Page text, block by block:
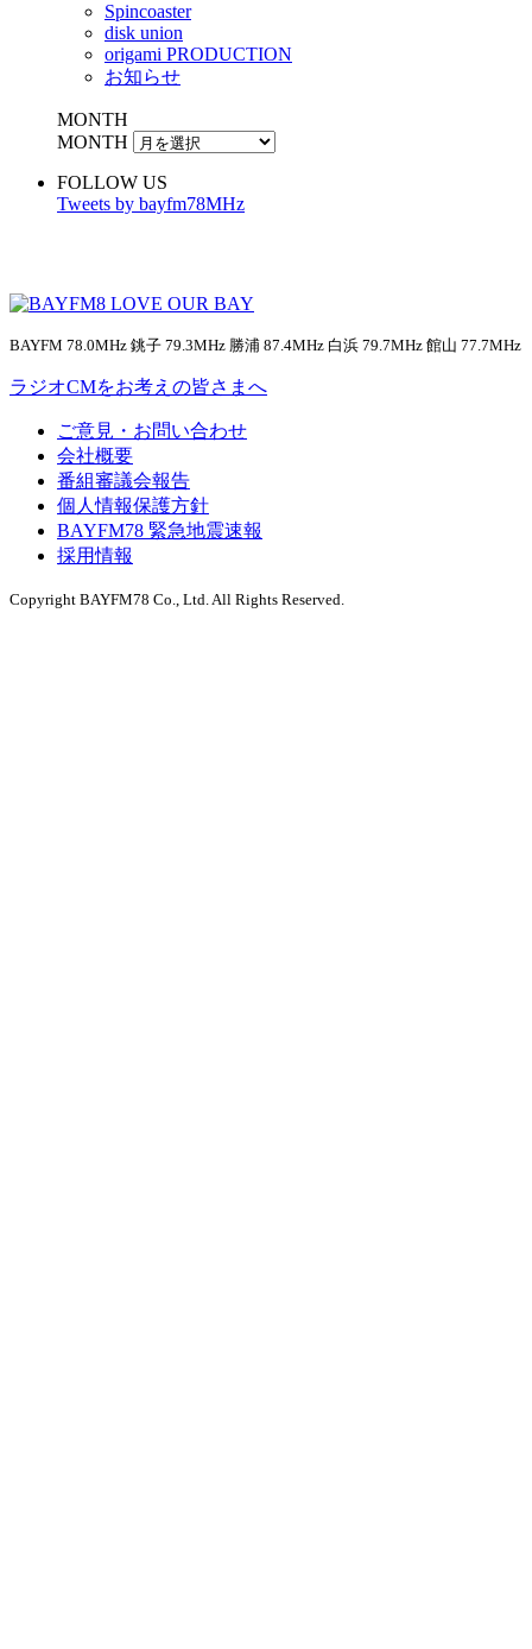
Spincoaster
disk union
origami PRODUCTION
お知らせ
MONTH
MONTH
FOLLOW US
Tweets by bayfm78MHz
BAYFM 78.0MHz 銚子 79.3MHz 勝浦 87.4MHz 白浜 79.7MHz 館山 77.7MHz
ラジオCMをお考えの皆さまへ
ご意見・お問い合わせ
会社概要
番組審議会報告
個人情報保護方針
BAYFM78 緊急地震速報
採用情報
Copyright BAYFM78 Co., Ltd. All Rights Reserved.